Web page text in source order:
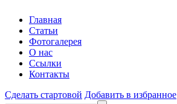
Главная
Статьи
Фотогалерея
О нас
Ссылки
Контакты
Сделать стартовой Добавить в избранное